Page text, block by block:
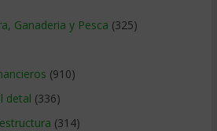
Ganaderia y Pesca (325)
(910)
detal (336)
(314)